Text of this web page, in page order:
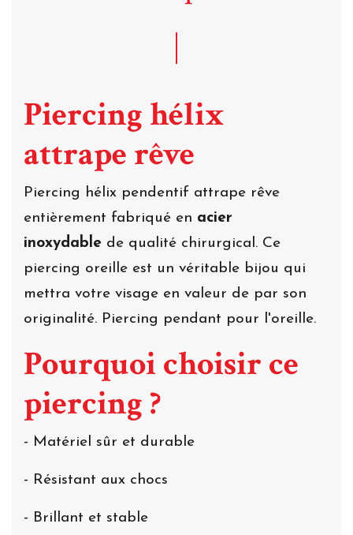
Piercing hélix
attrape rêve
Piercing hélix pendentif attrape rêve
entièrement fabriqué en acier
inoxydable de qualité chirurgical. Ce
piercing oreille est un véritable bijou qui
mettra votre visage en valeur de par son
originalité. Piercing pendant pour l'oreille.
Pourquoi choisir ce
piercing ?
- Matériel sûr et durable
- Résistant aux chocs
- Brillant et stable